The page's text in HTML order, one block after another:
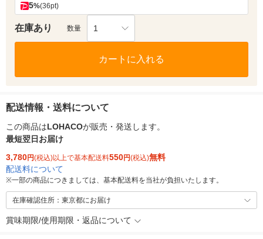
5%(36pt)
在庫あり 数量 1
カートに入れる
配送情報・送料について
この商品はLOHACOが販売・発送します。
最短翌日お届け
3,780円(税込)以上で基本配送料550円(税込)無料
配送料について
※一部の商品につきましては、基本配送料を当社が負担いたします。
在庫確認住所：東京都にお届け
賞味期限/使用期限・返品について